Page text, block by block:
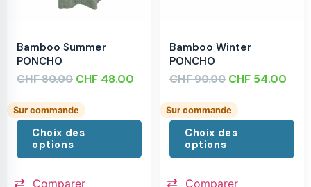
Bamboo Summer
PONCHO
CHF80.00 CHF 48.00
Sur commande
Choix des
options
Comparer
Bamboo Winter
PONCHO
CHF90.00 CHF 54.00
Sur commande
Choix des
options
Comparer